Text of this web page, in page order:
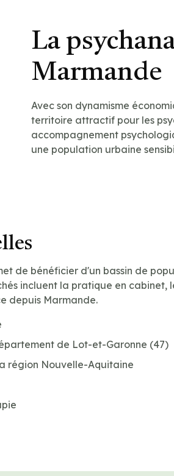
La
Marmande
Avec son dynamisme
territoire attractif pour les
accompagnement
une population urbaine
de bénéficier d'un bassin de
incluent la pratique en cabinet,
depuis Marmande.
de Lot-et-Garonne (47)
région Nouvelle-Aquitaine